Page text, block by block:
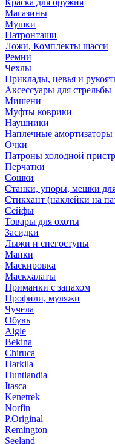
Краска для оружия
Магазины
Мушки
Патронташи
Ложи, Комплекты шасси
Ремни
Чехлы
Приклады, цевья и
Аксессуары для стрельбы
Мишени
Муфты коврики
Наушники
Наплечные амортизаторы
Очки
Патроны холодной
Перчатки
Сошки
Станки, упоры, мешки
Стикхант (наклейки на
Сейфы
Товары для охоты
Засидки
Лыжи и снегоступы
Манки
Маскировка
Маскхалаты
Приманки с запахом
Профили, муляжи
Чучела
Обувь
Aigle
Bekina
Chiruсa
Harkila
Huntlandia
Itasca
Kenetrek
Norfin
P.Original
Remington
Seeland